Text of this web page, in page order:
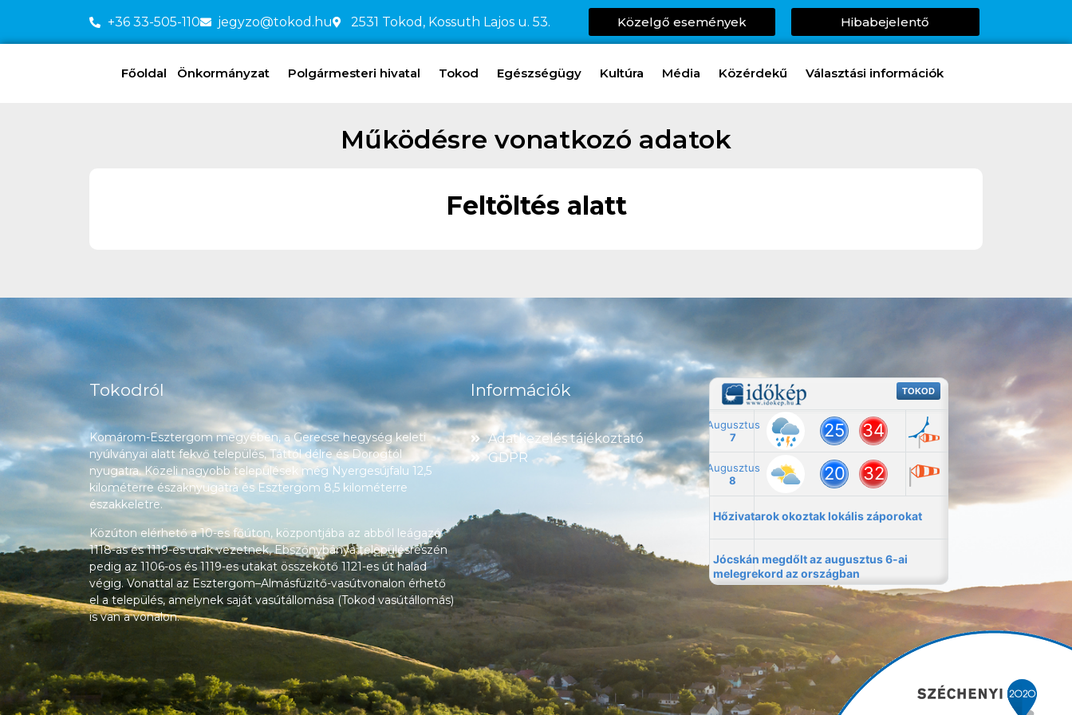
+36 33-505-110 jegyzo@tokod.hu 2531 Tokod, Kossuth Lajos u. 53. Közelgő események Hibabejelentő
Főoldal Önkormányzat Polgármesteri hivatal Tokod Egészségügy Kultúra Média Közérdekű Választási információk
Működésre vonatkozó adatok
Feltöltés alatt
Tokodról
Komárom-Esztergom megyében, a Gerecse hegység keleti
nyúlványai alatt fekvő település, Táttól délre és Dorogtól
nyugatra. Közeli nagyobb települések még Nyergesújfalu 12,5
kilométerre északnyugatra és Esztergom 8,5 kilométerre
északkeletre.
Közúton elérhető a 10-es főúton, központjába az abból leágazó
1118-as és 1119-es utak vezetnek, Ebszőnybánya településrészén
pedig az 1106-os és 1119-es utakat összekötő 1121-es út halad
végig. Vonattal az Esztergom–Almásfüzitő-vasútvonalon érhető
el a település, amelynek saját vasútállomása (Tokod vasútállomás)
is van a vonalon.
Információk
Adatkezelés tájékoztató
GDPR